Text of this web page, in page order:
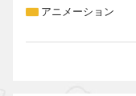
アニメーション